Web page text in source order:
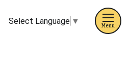
Select Language ▼
Menu